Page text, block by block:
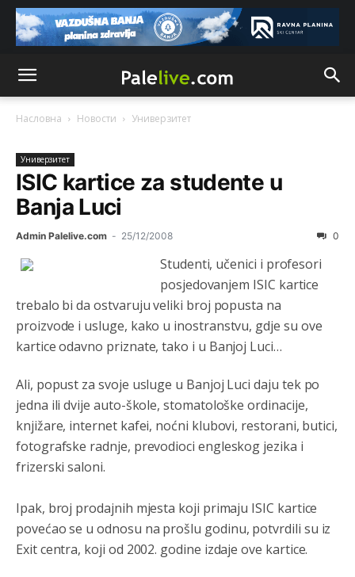
Насловна Новости Унивeрзитeт
Унивeрзитeт
ISIC kartice za studente u
Banja Luci
Admin Palelive.com - 25/12/2008 0
Studenti, učenici i profesori
posjedovanjem ISIC kartice
trebalo bi da ostvaruju veliki broj popusta na
proizvode i usluge, kako u inostranstvu, gdje su ove
kartice odavno priznate, tako i u Banjoj Luci…
Ali, popust za svoje usluge u Banjoj Luci daju tek po
jedna ili dvije auto-škole, stomatološke ordinacije,
knjižare, internet kafei, noćni klubovi, restorani, butici,
fotografske radnje, prevodioci engleskog jezika i
frizerski saloni.
Ipak, broj prodajnih mjesta koji primaju ISIC kartice
povećao se u odnosu na prošlu godinu, potvrdili su iz
Exit centra, koji od 2002. godine izdaje ove kartice.